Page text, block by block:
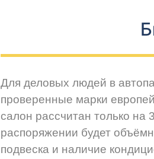
Для деловых людей в
проверенные марки
салон рассчитан только
распоряжении будет
подвеска и наличие